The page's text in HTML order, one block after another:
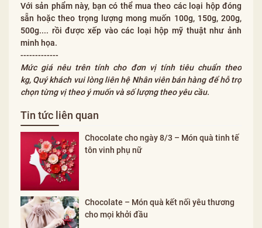
Với sản phẩm này, bạn có thể mua theo các loại hộp đóng
sẵn hoặc theo trọng lượng mong muốn 100g, 150g, 200g,
500g.... rồi được xếp vào các loại hộp mỹ thuật như ảnh
minh họa.
-------------
Mức giá nêu trên tính cho đơn vị tính tiêu chuẩn theo
kg, Quý khách vui lòng liên hệ Nhân viên bán hàng để hỗ trợ
chọn từng vị theo ý muốn và số lượng theo yêu cầu.
Tin tức liên quan
Chocolate cho ngày 8/3 – Món quà tinh tế
tôn vinh phụ nữ
Chocolate – Món quà kết nối yêu thương
cho mọi khởi đầu